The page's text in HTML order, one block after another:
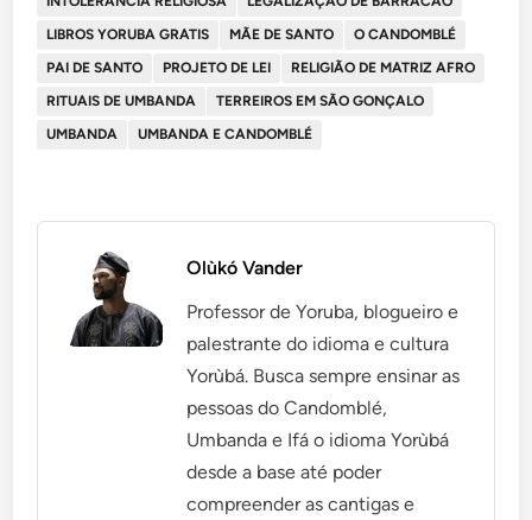
LIBROS YORUBA GRATIS
MÃE DE SANTO
O CANDOMBLÉ
PAI DE SANTO
PROJETO DE LEI
RELIGIÃO DE MATRIZ AFRO
RITUAIS DE UMBANDA
TERREIROS EM SÃO GONÇALO
UMBANDA
UMBANDA E CANDOMBLÉ
Olùkó Vander
Professor de Yoruba, blogueiro e
palestrante do idioma e cultura
Yorùbá. Busca sempre ensinar as
pessoas do Candomblé,
Umbanda e Ifá o idioma Yorùbá
desde a base até poder
compreender as cantigas e